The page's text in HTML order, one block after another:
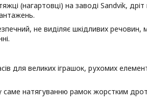
(нагартовці) на заводі Sandvik,
не виділяє шкідливих речовин,
для великих іграшок, рухомих
саме натягуванню рамок жорстким